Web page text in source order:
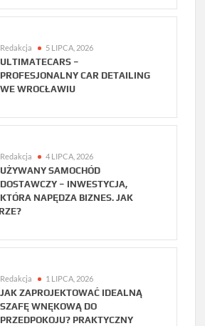
Redakcja 5 LIPCA, 2026
ULTIMATECARS –
PROFESJONALNY CAR DETAILING
WE WROCŁAWIU
Redakcja 4 LIPCA, 2026
UŻYWANY SAMOCHÓD
DOSTAWCZY – INWESTYCJA,
KTÓRA NAPĘDZA BIZNES. JAK
Redakcja 1 LIPCA, 2026
JAK ZAPROJEKTOWAĆ IDEALNĄ
SZAFĘ WNĘKOWĄ DO
PRZEDPOKOJU? PRAKTYCZNY